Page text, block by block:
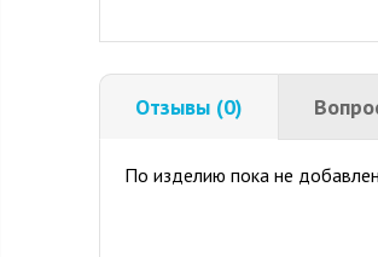
Отзывы (0)
По изделию пока не